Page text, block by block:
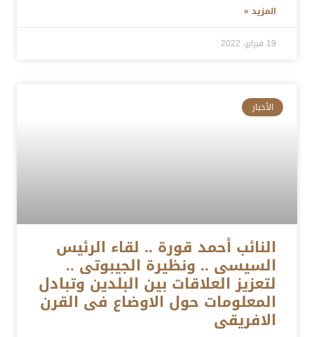
المزيد »
19 فبراير، 2022
الأخبار
النائب أحمد قورة .. لقاء الرئيس
السيسى .. ونظيرة الجيبوتى ..
لتعزيز العلاقات بين البلدين وتبادل
المعلومات حول الاوضاع فى القرن
الافريقى